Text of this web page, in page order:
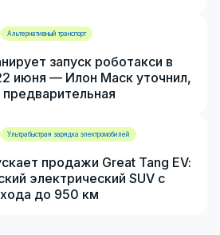
Альтернативный транспорт
запуск роботакси в
июня — Илон Маск уточнил,
предварительная
Ультрабыстрая зарядка электромобилей
продажи Great Tang EV:
электрический SUV с
до 950 км